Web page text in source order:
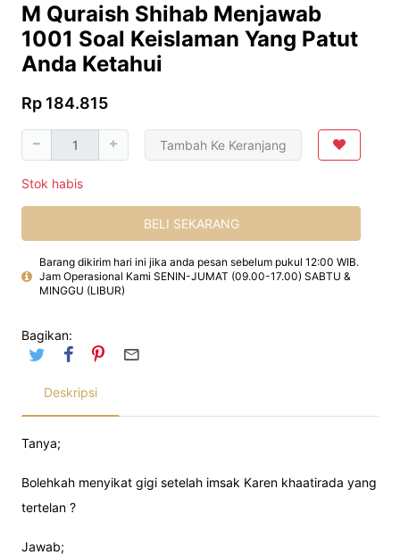
M Quraish Shihab Menjawab
1001 Soal Keislaman Yang Patut
Anda Ketahui
Rp 184.815
Tambah Ke Keranjang
Stok habis
BELI SEKARANG
Barang dikirim hari ini jika anda pesan sebelum pukul 12:00 WIB.
Jam Operasional Kami SENIN-JUMAT (09.00-17.00) SABTU &
MINGGU (LIBUR)
Bagikan:
Deskripsi
Tanya;
Bolehkah menyikat gigi setelah imsak Karen khaatirada yang
tertelan ?
Jawab;